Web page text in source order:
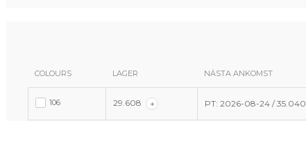
COLOURS LAGER NÄSTA ANKOMST
106 29.608 + PT: 2026-08-24 / 35.040